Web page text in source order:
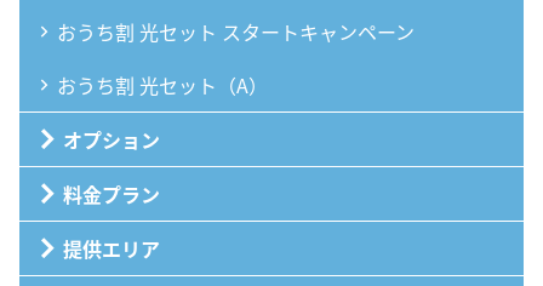
おうち割 光セット スタートキャンペーン
おうち割 光セット（A）
オプション
料金プラン
提供エリア